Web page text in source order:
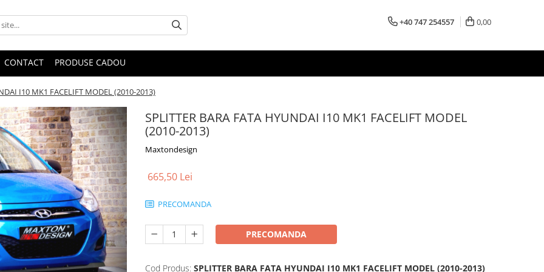
+40 747 254557 0,00
CONTACT PRODUSE CADOU
I10 MK1 FACELIFT MODEL (2010-2013)
SPLITTER BARA FATA HYUNDAI I10 MK1 FACELIFT MODEL
(2010-2013)
Maxtondesign
665,50 Lei
PRECOMANDA
PRECOMANDA
Cod Produs: SPLITTER BARA FATA HYUNDAI I10 MK1 FACELIFT MODEL (2010-2013)